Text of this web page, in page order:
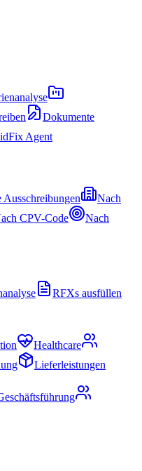
Dokumente
Agent
Ausschreibungen
Nach
CPV-Code
Nach
RFXs ausfüllen
Healthcare
Lieferleistungen